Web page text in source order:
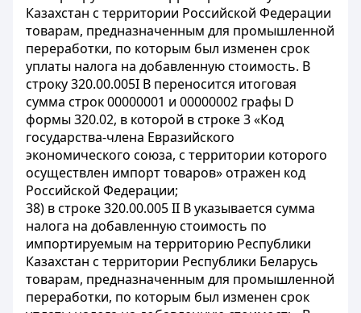
Казахстан с территории Российской Федерации
товарам, предназначенным для промышленной
переработки, по которым был изменен срок
уплаты налога на добавленную стоимость. В
строку 320.00.005I В переносится итоговая
сумма строк 00000001 и 00000002 графы D
формы 320.02, в которой в строке 3 «Код
государства-члена Евразийского
экономического союза, с территории которого
осуществлен импорт товаров» отражен код
Российской Федерации;
38) в строке 320.00.005 II В указывается сумма
налога на добавленную стоимость по
импортируемым на территорию Республики
Казахстан с территории Республики Беларусь
товарам, предназначенным для промышленной
переработки, по которым был изменен срок